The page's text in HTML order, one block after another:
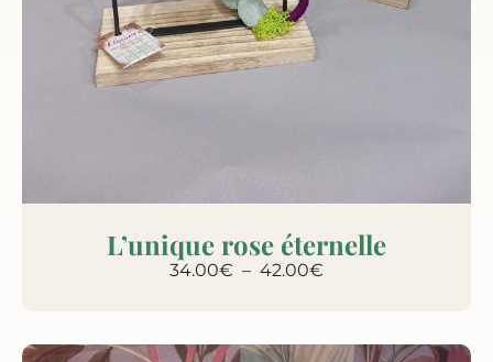
L’unique rose éternelle
34.00€ – 42.00€